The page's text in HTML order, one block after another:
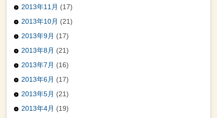
2013年11月 (17)
2013年10月 (21)
2013年9月 (17)
2013年8月 (21)
2013年7月 (16)
2013年6月 (17)
2013年5月 (21)
2013年4月 (19)